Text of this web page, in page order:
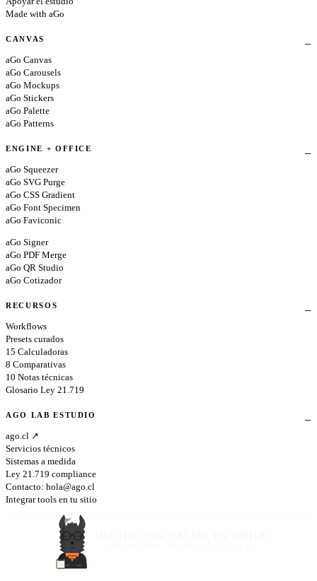
Made with aGo
CANVAS
aGo Canvas
aGo Carousels
aGo Mockups
aGo Stickers
aGo Palette
aGo Patterns
ENGINE + OFFICE
aGo Squeezer
aGo SVG Purge
aGo CSS Gradient
aGo Font Specimen
aGo Faviconic
aGo Signer
aGo PDF Merge
aGo QR Studio
aGo Cotizador
RECURSOS
Workflows
Presets curados
15 Calculadoras
8 Comparativas
10 Notas técnicas
Glosario Ley 21.719
AGO LAB ESTUDIO
ago.cl ↗
Servicios técnicos
Sistemas a medida
Ley 21.719 compliance
Contacto: hola@ago.cl
Integrar tools en tu sitio